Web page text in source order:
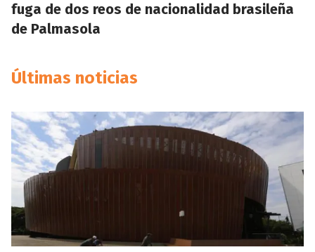
fuga de dos reos de nacionalidad brasileña
de Palmasola
Últimas noticias